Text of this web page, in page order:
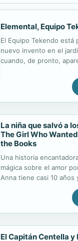
Elemental, Equipo
El Equipo Tekendo está
nuevo invento en el
cuando, de pronto,
una máquina del
un misterioso
sombrero: el doctor
famoso detective
que ha desaparecido en
circunstancias... Únete al
XIX y sigue con ellos las
¿Conseguiréis resolver
juntos?
La niña que salvó a
The Girl Who
the Books
Una historia
mágica sobre el amor
Anna tiene casi 10 años
leer. Le gusta tanto
bibliotecario, se ha
uno de sus mejores
sucede con los libros
quiere tomar prestados
El Capitán Centella y